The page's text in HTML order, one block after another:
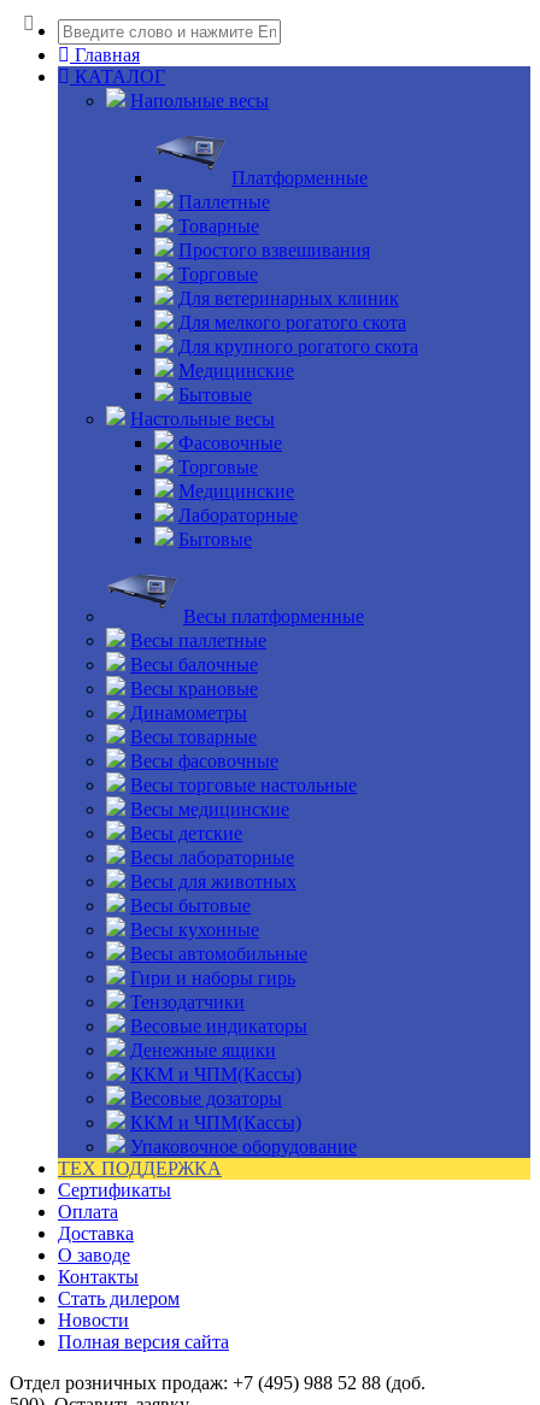
Главная
КАТАЛОГ
Напольные весы
Платформенные
Паллетные
Товарные
Простого взвешивания
Торговые
Для ветеринарных клиник
Для мелкого рогатого скота
Для крупного рогатого скота
Медицинские
Бытовые
Настольные весы
Фасовочные
Торговые
Медицинские
Лабораторные
Бытовые
Весы платформенные
Весы паллетные
Весы балочные
Весы крановые
Динамометры
Весы товарные
Весы фасовочные
Весы торговые настольные
Весы медицинские
Весы детские
Весы лабораторные
Весы для животных
Весы бытовые
Весы кухонные
Весы автомобильные
Гири и наборы гирь
Тензодатчики
Весовые индикаторы
Денежные ящики
ККМ и ЧПМ(Кассы)
Весовые дозаторы
ККМ и ЧПМ(Кассы)
Упаковочное оборудование
ТЕХ ПОДДЕРЖКА
Сертификаты
Оплата
Доставка
О заводе
Контакты
Стать дилером
Новости
Полная версия сайта
Отдел розничных продаж: +7 (495) 988 52 88 (доб.